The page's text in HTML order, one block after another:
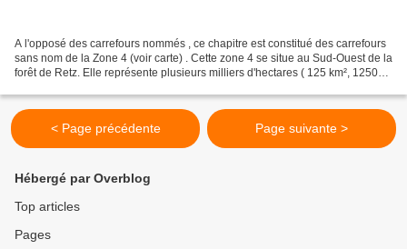
A l'opposé des carrefours nommés , ce chapitre est constitué des carrefours
sans nom de la Zone 4 (voir carte) . Cette zone 4 se situe au Sud-Ouest de la
forêt de Retz. Elle représente plusieurs milliers d'hectares ( 125 km², 125000
< Page précédente Page suivante >
Hébergé par Overblog
Top articles
Pages